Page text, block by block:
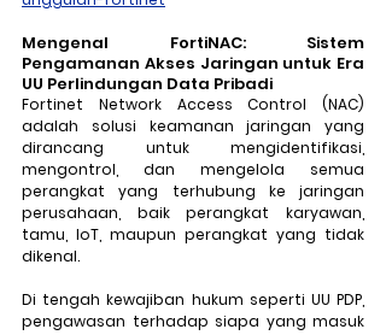
Mengenal FortiNAC: Sistem
Pengamanan Akses Jaringan untuk Era
UU Perlindungan Data Pribadi
Fortinet Network Access Control (NAC)
adalah solusi keamanan jaringan yang
dirancang untuk mengidentifikasi,
mengontrol, dan mengelola semua
perangkat yang terhubung ke jaringan
perusahaan, baik perangkat karyawan,
tamu, IoT, maupun perangkat yang tidak
dikenal.
Di tengah kewajiban hukum seperti UU PDP,
pengawasan terhadap siapa yang masuk